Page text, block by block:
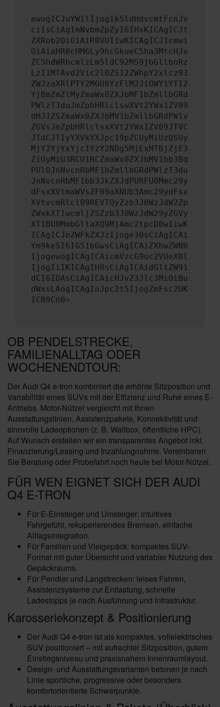
ewogICJuYW1lIjogIk5ldHdvcmtFcnJv
ciIsCiAgImNvbmZpZyI6IHsKICAgICJt
ZXRob2QiOiAiR0VUIiwKICAgICJ1cmwi
OiAiaHR0cHM6Ly9hcGkueC5ha3MtcHJv
ZC5hdWRhcmlzLm5ldC92MS9jbGllbnRz
LzI1MTAvd2Vic2l0ZS12ZWhpY2xlcz93
ZWJzaXRlPTY2MGU0YzFlM2JiOWY1YTI2
YjBmZmZlMyZmaWx0ZXJbMF1bZmllbGRd
PWlzT3duJmZpbHRlclswXVt2YWx1ZV09
dHJ1ZSZmaWx0ZXJbMV1bZmllbGRdPW1v
ZGVsJmZpbHRlclsxXVt2YWx1ZV09JTVC
JTdCJTIyYXVkYXJpc19pZCUyMiUzQSUy
MjY2YjYxYjc1YzY2NDg5MjExMTBjZjE3
ZiUyMiU3RCU1RCZmaWx0ZXJbMV1bb3Bd
PUlOJnNvcnRbMF1bZmllbGRdPWlzT3du
JnNvcnRbMF1bb3JkZXJdPURFU0Mmc29y
dFsxXVtmaWVsZF09aXNUb3Amc29ydFsx
XVtvcmRlcl09REVTQyZzb3J0WzJdW2Zp
ZWxkXT1wcmljZSZzb3J0WzJdW29yZGVy
XT1BU0MmbGltaXQ9MjAmc2tpcD0wIiwK
ICAgICJoZWFkZXJzIjoge30sCiAgICAi
Ym9keSI6IG51bGwsCiAgICAiZXhwZWN0
IjogewogICAgICAicmVzcG9uc2VUeXBl
IjogIiIKICAgIH0sCiAgICAidGltZW91
dCI6IDAsCiAgICAicHJvZ3Jlc3MiOiBu
dWxsLAogICAgInJpc2t5IjogZmFsc2UK
ICB9Cn0=
OB PENDELSTRECKE,
FAMILIENALLTAG ODER
WOCHENENDTOUR:
Der Audi Q4 e-tron kombiniert die erhöhte Sitzposition und
Variabilität eines SUVs mit der Effizienz und Ruhe eines E-
Antriebs. Motor-Nützel vergleicht mit Ihnen
Ausstattungslinien, Assistenzpakete, Konnektivität und
sinnvolle Ladeoptionen (z. B. Wallbox, öffentliche HPC).
Auf Wunsch erstellen wir ein transparentes Angebot inkl.
Finanzierung/Leasing und Inzahlungnahme. Vereinbaren
Sie Beratung oder Probefahrt noch heute bei Motor-Nützel.
FÜR WEN EIGNET SICH DER AUDI
Q4 E-TRON
Für E‑Einsteiger und Umsteiger: intuitives
Fahrgefühl, rekuperierendes Bremsen, einfache
Alltagsintegration.
Für Familien und Vielgepäck: kompaktes SUV-
Format mit guter Übersicht und variabler Nutzung des
Gepäckraums.
Für Pendler und Langstrecken: leises Fahren,
Assistenzsysteme zur Entlastung, schnelle
Ladestopps je nach Ausführung und Infrastruktur.
Karosseriekonzept & Positionierung
Der Audi Q4 e-tron ist als kompaktes, vollelektrisches
SUV positioniert – mit aufrechter Sitzposition, gutem
Einstiegsniveau und praxisnahem Innenraumlayout.
Design- und Ausstattungsvarianten betonen je nach
Linie sportliche, progressive oder besonders
komfortorientierte Schwerpunkte.